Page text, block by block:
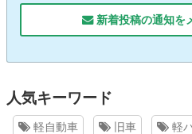
新着投稿の通知を
人気キーワード
軽自動車 旧車 軽